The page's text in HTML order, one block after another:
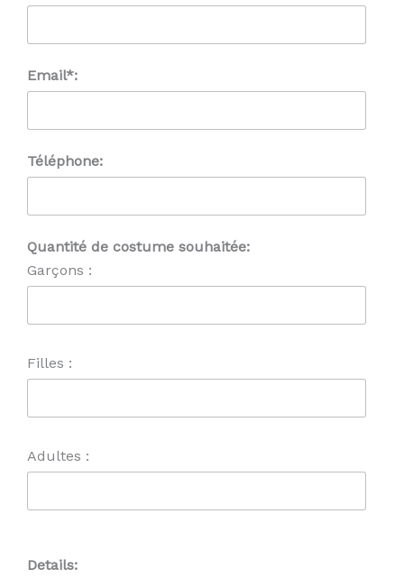
Email*:
Téléphone:
Quantité de costume souhaitée:
Garçons :
Filles :
Adultes :
Details: